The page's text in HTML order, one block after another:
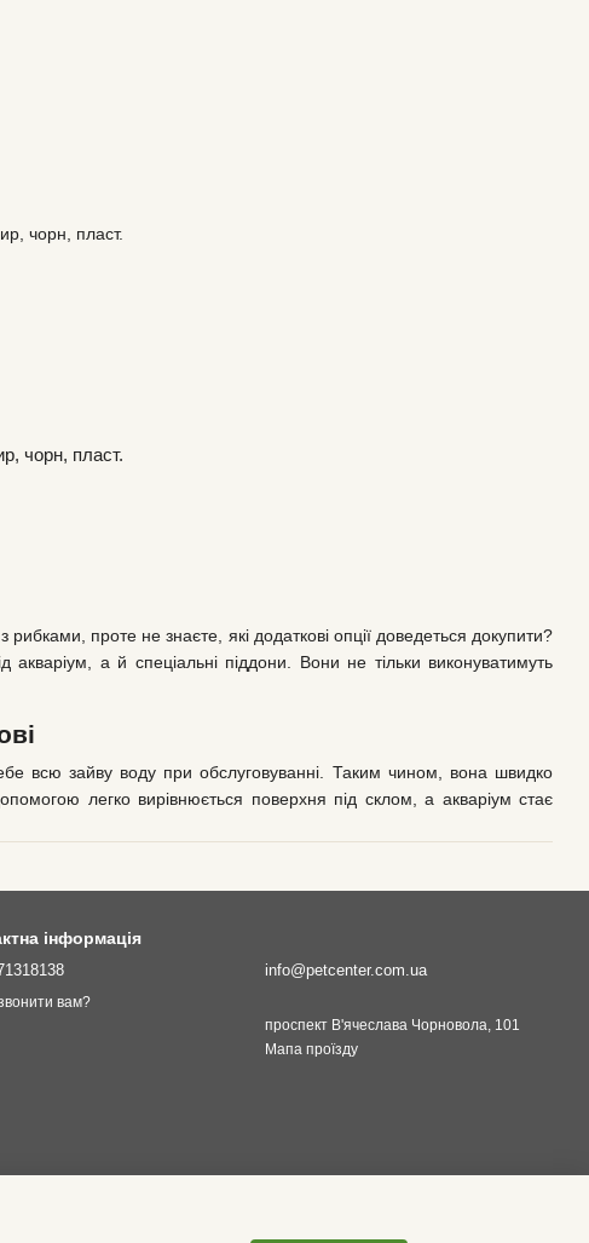
з рибками, проте не знаєте, які додаткові опції доведеться докупити?
а й спеціальні піддони. Вони не тільки виконуватимуть
всю зайву воду при обслуговуванні. Таким чином, вона швидко
легко вирівнюється поверхня під склом, а акваріум стає
даних аксесуарів також може бути різноманітним. Піддони для
чого відрізняються тривалим терміном експлуатації.
чорн, пласт.
інформація
вам?
info@petcenter.com.ua
проспект В'ячеслава Чорновола, 101
Мапа проїзду